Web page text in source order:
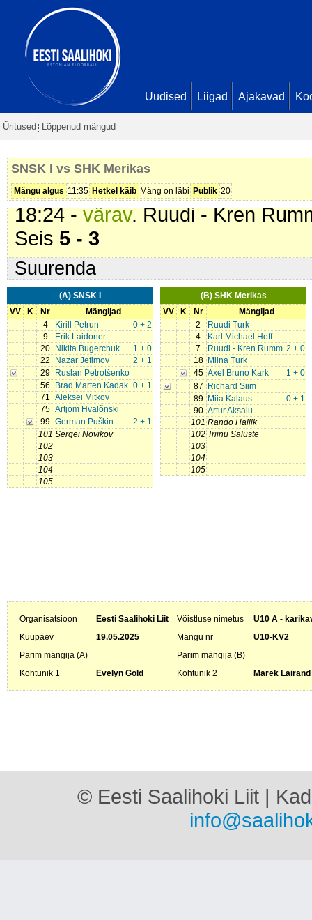
Uudised Liigad Ajakavad
Üritused Lõppenud mängud
SNSK I vs SHK Merikas
Mängu algus 11:35 Hetkel käib Mäng on läbi Publik 20
SNSK I
). 2 min
04:18 -värav
08:13 -värav
08:46 - värav . Nazar Jefimov (
1
Seis5 - 1
14:28 -värav. Axel Bruno Kark (
18:24 -värav. Ruudi - Kren
Seis 5 - 3
Suurenda
(A) SNSK I
VV
K Nr
Mängijad
4
0 + 2
Kirill Petrun
9
Erik Laidoner
20
1 + 0
Nikita Bugerchuk
22
2 + 1
Nazar Jefimov
29
Ruslan Petrotšenko
56
0 + 1
Brad Marten Kadak
71 Aleksei Mitkov
75 Artjom Hvalõnski
99
2 + 1
German Puškin
101 Sergei Novikov
102
103
104
105
(B) SHK Merikas
VV
K Nr
Mängijad
2
Ruudi Turk
4
Karl Michael Hoff
7
2 + 0
Ruudi - Kren Rumm
18
Miina Turk
45
1 + 0
Axel Bruno Kark
87
Richard Siim
89
0 + 1
Miia Kalaus
90 Artur Aksalu
101 Rando Hallik
102 Triinu Saluste
103
104
105
Organisatsioon Eesti Saalihoki Liit Võistluse nimetus
U10 A -
Kuupäev
19.05.2025 Mängu nr
U10-KV2
Parim mängija (A)
Parim mängija (B)
Kohtunik 1
Evelyn Gold Kohtunik 2 Marek Lairand
© Eesti Saalihoki Liit |